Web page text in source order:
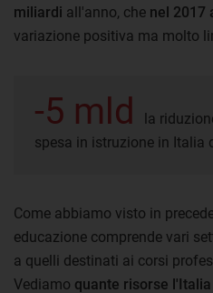
miliardi all'anno, che nel 2017
variazione positiva ma molto
-5 mld
la
spesa in istruzione in Italia
Come abbiamo visto in
educazione comprende vari
a quelli destinati ai corsi
Vediamo quante risorse